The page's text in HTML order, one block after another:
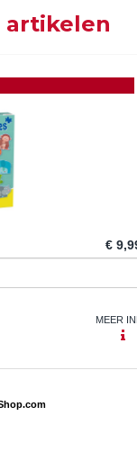
artikelen
€
MEER